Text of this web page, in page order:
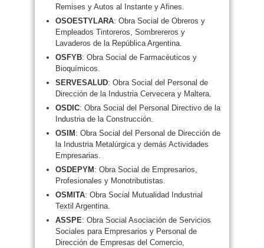
Remises y Autos al Instante y Afines.
OSOESTYLARA: Obra Social de Obreros y
Empleados Tintoreros, Sombrereros y
Lavaderos de la República Argentina.
OSFYB: Obra Social de Farmacéuticos y
Bioquímicos.
SERVESALUD: Obra Social del Personal de
Dirección de la Industria Cervecera y Maltera.
OSDIC: Obra Social del Personal Directivo de la
Industria de la Construcción.
OSIM : Obra Social del Personal de Dirección de
la Industria Metalúrgica y demás Actividades
Empresarias.
OSDEPYM : Obra Social de Empresarios,
Profesionales y Monotributistas.
OSMITA: Obra Social Mutualidad Industrial
Textil Argentina.
ASSPE: Obra Social Asociación de Servicios
Sociales para Empresarios y Personal de
Dirección de Empresas del Comercio,